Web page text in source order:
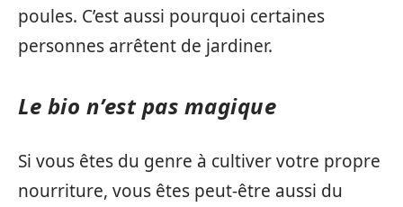
poules. C’est aussi pourquoi certaines
personnes arrêtent de jardiner.
Le bio n’est pas magique
Si vous êtes du genre à cultiver votre propre
nourriture, vous êtes peut-être aussi du